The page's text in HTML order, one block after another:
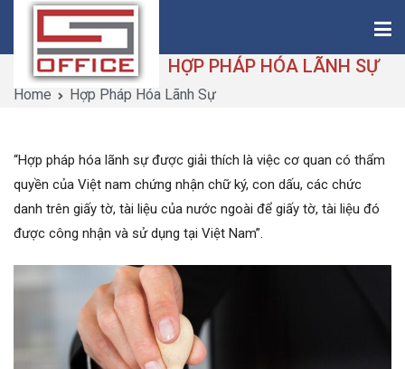
content
Saigon-Office
Saving Is Solution
HỢP PHÁP HÓA LÃNH SỰ
Home Hợp Pháp Hóa Lãnh Sự
“Hợp pháp hóa lãnh sự được giải thích là việc cơ quan có thẩm
quyền của Việt nam chứng nhận chữ ký, con dấu, các chức
danh trên giấy tờ, tài liệu của nước ngoài để giấy tờ, tài liệu đó
được công nhận và sử dụng tại Việt Nam”.